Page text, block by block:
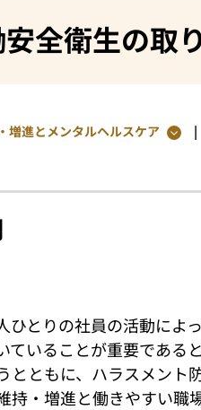
全衛生の取
増進とメンタルヘルスケア
ひとりの社員の活動によ
ていることが重要である
とともに、ハラスメント
・増進と働きやすい職